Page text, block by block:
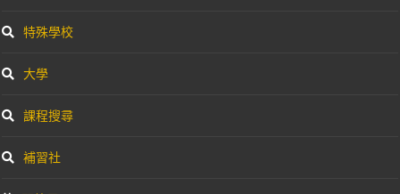
特殊學校
大學
課程搜尋
補習社